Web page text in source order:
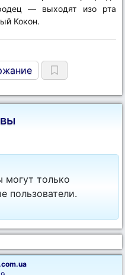
— выходят изо рта
Кокон.
могут только
пользователи.